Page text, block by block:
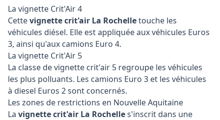
La vignette Crit'Air 4
Cettevignette crit'air La Rochelletouche les
véhicules diésel. Elle est appliquée aux véhicules Euros
3, ainsi qu'aux camions Euro 4.
La vignette Crit'Air 5
La classe de vignette crit'air 5 regroupe les véhicules
les plus polluants. Les camions Euro 3 et les véhicules
à diesel Euros 2 sont concernés.
Les zones de restrictions en Nouvelle Aquitaine
La vignette crit'air La Rochelles'inscrit dans une